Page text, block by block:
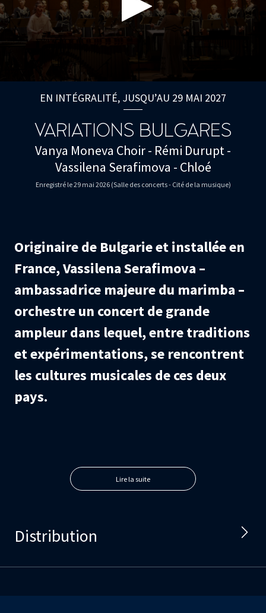
EN INTÉGRALITÉ, JUSQU’AU 29 MAI 2027
VARIATIONS BULGARES
Vanya Moneva Choir - Rémi Durupt -
Vassilena Serafimova - Chloé
Enregistré le 29 mai 2026 (Salle des concerts - Cité de la musique)
Originaire de Bulgarie et installée en
France, Vassilena Serafimova –
ambassadrice majeure du marimba –
orchestre un concert de grande
ampleur dans lequel, entre traditions
et expérimentations, se rencontrent
les cultures musicales de ces deux
pays.
Lire la suite
Distribution